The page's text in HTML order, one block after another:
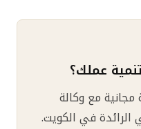
عملك؟
مجانية مع وكالة
الرائدة في الكويت.